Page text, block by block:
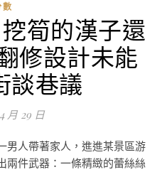
數
筍的漢子還
修設計未能
談巷議
月 29 日
兩件武器：一條精緻的蕾絲絲